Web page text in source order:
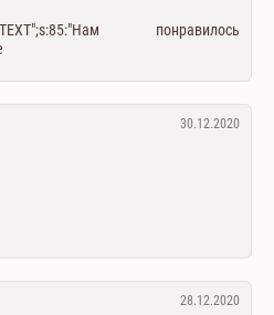
понравилось
30.12.2020
28.12.2020